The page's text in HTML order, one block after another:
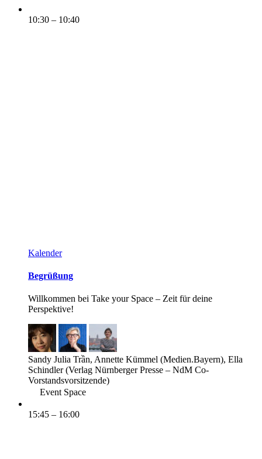
10:30 – 10:40
Kalender
Begrüßung
Willkommen bei Take your Space – Zeit für deine
Perspektive!
Sandy Julia Trần, Annette Kümmel (Medien.Bayern), Ella
Schindler (Verlag Nürnberger Presse – NdM Co-
Vorstandsvorsitzende)
Event Space
15:45 – 16:00